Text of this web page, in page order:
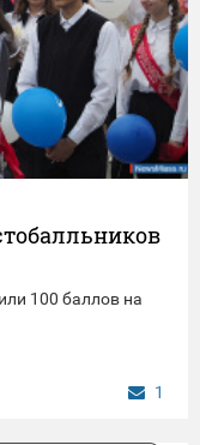
100 баллов на
1